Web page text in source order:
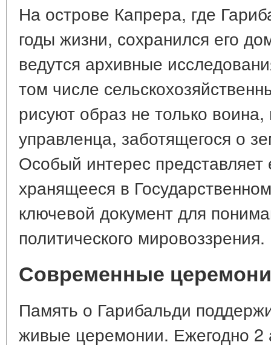
На острове Капрера, где
годы жизни, сохранился его
ведутся архивные
том числе
рисуют образ не только воина,
управленца, заботящегося о
Особый интерес
хранящееся в
ключевой документ для
политического мировоззрения.
Современные
Память о Гарибальди
живые церемонии. Ежегодно 2